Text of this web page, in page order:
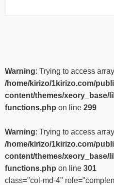
Warning: Trying to access
/home/kirizo/1kirizo.com/
content/themes/xeory_base/
functions.php on line 299
Warning: Trying to access
/home/kirizo/1kirizo.com/
content/themes/xeory_base/
functions.php on line 301
class="col-md-4"